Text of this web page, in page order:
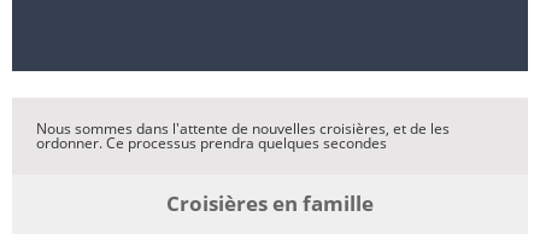
Nous sommes dans l'attente de nouvelles croisières, et de les
ordonner. Ce processus prendra quelques secondes
Croisières en famille